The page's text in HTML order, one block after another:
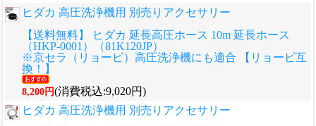
ヒダカ 高圧洗浄機用 別売りアクセサリー
【送料無料】 ヒダカ 延長高圧ホース 10m 延長ホース
（HKP-0001）（81K120JP）
※京セラ（リョービ）高圧洗浄機にも適合 【リョービ互
換！】
8,200円(消費税込:9,020円)
ヒダカ 高圧洗浄機用 別売りアクセサリー